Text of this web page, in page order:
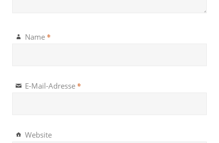
Name *
E-Mail-Adresse *
Website